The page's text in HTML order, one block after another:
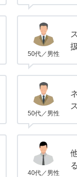
50代／男性
50代／男性
40代／男性